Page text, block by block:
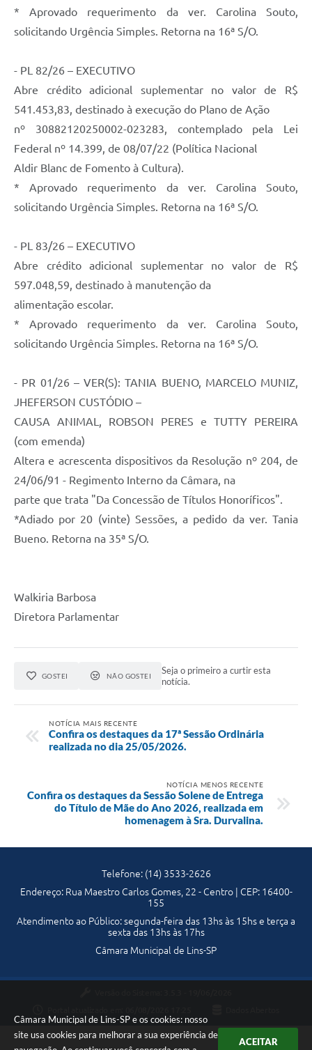
Câmara Municipal de Lins-SP e os cookies: nosso
site usa cookies para melhorar a sua experiência de
ACEITAR
* Aprovado requerimento da ver. Carolina Souto,
solicitando Urgência Simples. Retorna na 16ª S/O.
- PL 82/26 – EXECUTIVO
Abre crédito adicional suplementar no valor de R$
541.453,83, destinado à execução do Plano de Ação
nº 30882120250002-023283, contemplado pela Lei
Federal nº 14.399, de 08/07/22 (Política Nacional
Aldir Blanc de Fomento à Cultura).
* Aprovado requerimento da ver. Carolina Souto,
solicitando Urgência Simples. Retorna na 16ª S/O.
- PL 83/26 – EXECUTIVO
Abre crédito adicional suplementar no valor de R$
597.048,59, destinado à manutenção da
alimentação escolar.
* Aprovado requerimento da ver. Carolina Souto,
solicitando Urgência Simples. Retorna na 16ª S/O.
- PR 01/26 – VER(S): TANIA BUENO, MARCELO MUNIZ,
JHEFERSON CUSTÓDIO –
CAUSA ANIMAL, ROBSON PERES e TUTTY PEREIRA
(com emenda)
Altera e acrescenta dispositivos da Resolução nº 204, de
24/06/91 - Regimento Interno da Câmara, na
parte que trata "Da Concessão de Títulos Honoríficos".
*Adiado por 20 (vinte) Sessões, a pedido da ver. Tania
Bueno. Retorna na 35ª S/O.
Walkiria Barbosa
Diretora Parlamentar
GOSTEI NÃO GOSTEI
Seja o primeiro a curtir esta
notícia.
NOTÍCIA MAIS RECENTE
Confira os destaques da 17ª Sessão Ordinária
realizada no dia 25/05/2026.
NOTÍCIA MENOS RECENTE
Confira os destaques da Sessão Solene de Entrega
do Título de Mãe do Ano 2026, realizada em
homenagem à Sra. Durvalina.
Telefone: (14) 3533-2626
Endereço: Rua Maestro Carlos Gomes, 22 - Centro | CEP: 16400-
155
Atendimento ao Público: segunda-feira das 13hs às 15hs e terça a
sexta das 13hs às 17hs
Câmara Municipal de Lins-SP